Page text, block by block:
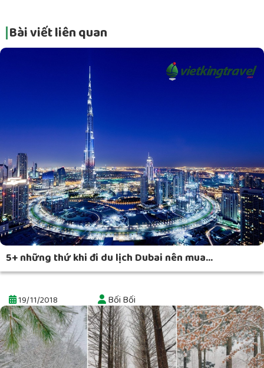
Bài viết liên quan
5+ những thứ khi đi du lịch Dubai nên mua...
19/11/2018 Bối Bối